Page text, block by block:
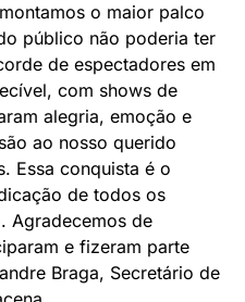
o maior palco
público não poderia ter
de espectadores em
com shows de
alegria, emoção e
ao nosso querido
Essa conquista é o
de todos os
Agradecemos de
e fizeram parte
Braga, Secretário de